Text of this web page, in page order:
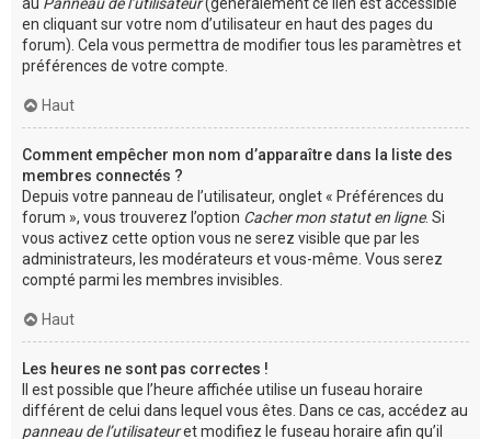
en cliquant sur votre nom d’utilisateur en haut des pages du
forum). Cela vous permettra de modifier tous les paramètres et
préférences de votre compte.
Haut
Comment empêcher mon nom d’apparaître dans la liste des
membres connectés ?
Depuis votre panneau de l’utilisateur, onglet « Préférences du
forum », vous trouverez l’option Cacher mon statut en ligne. Si
vous activez cette option vous ne serez visible que par les
administrateurs, les modérateurs et vous-même. Vous serez
compté parmi les membres invisibles.
Haut
Les heures ne sont pas correctes !
Il est possible que l’heure affichée utilise un fuseau horaire
différent de celui dans lequel vous êtes. Dans ce cas, accédez au
panneau de l’utilisateuret modifiez le fuseau horaire afin qu’il